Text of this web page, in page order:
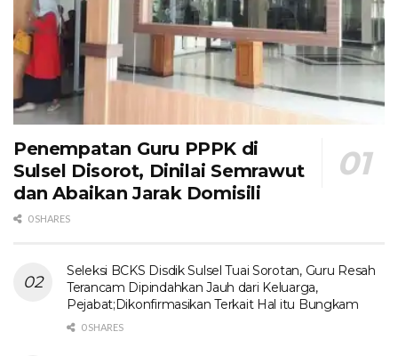
Penempatan Guru PPPK di
Sulsel Disorot, Dinilai Semrawut
dan Abaikan Jarak Domisili
0 SHARES
Seleksi BCKS Disdik Sulsel Tuai Sorotan, Guru Resah
Terancam Dipindahkan Jauh dari Keluarga,
Pejabat;Dikonfirmasikan Terkait Hal itu Bungkam
0 SHARES